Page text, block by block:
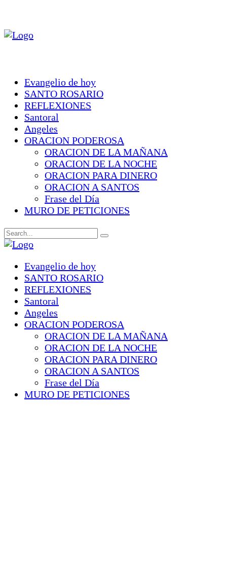
Evangelio de hoy
SANTO ROSARIO
REFLEXIONES
Santoral
Angeles
ORACION PODEROSA
ORACION DE LA MAÑANA
ORACION DE LA NOCHE
ORACION PARA DINERO
ORACION A SANTOS
Frase del Día
MURO DE PETICIONES
Evangelio de hoy
SANTO ROSARIO
REFLEXIONES
Santoral
Angeles
ORACION PODEROSA
ORACION DE LA MAÑANA
ORACION DE LA NOCHE
ORACION PARA DINERO
ORACION A SANTOS
Frase del Día
MURO DE PETICIONES